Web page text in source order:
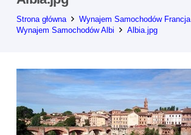
Strona główna
Wynajem Samochodów Francja
Wynajem Samochodów Albi
Albia.jpg